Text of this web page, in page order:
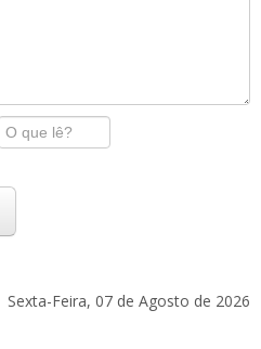
Sexta-Feira, 07 de Agosto de 2026